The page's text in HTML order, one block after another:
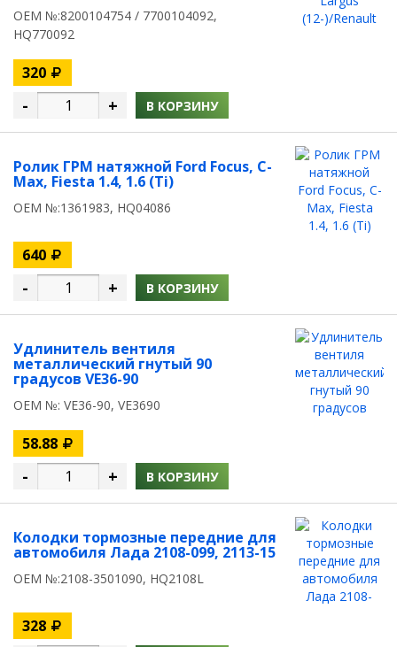
OEM №:8200104754 / 7700104092,
HQ770092
320
- + В КОРЗИНУ
Ролик ГРМ натяжной Ford Focus, C-
Max, Fiesta 1.4, 1.6 (Ti)
OEM №:1361983, HQ04086
640
- + В КОРЗИНУ
Удлинитель вентиля
металлический гнутый 90
градусов VE36-90
OEM №: VE36-90, VE3690
58.88
- + В КОРЗИНУ
Колодки тормозные передние для
автомобиля Лада 2108-099, 2113-15
OEM №:2108-3501090, HQ2108L
328